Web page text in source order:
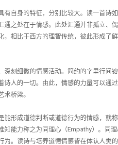
有自身的特征，分别比较大。读一首诗
通之处在于情感。此处汇通并非孤立、
，相比于西方的理智传统，彼此形成了
深刻细微的情感活动。简约的字里行间
人的一切。由此，情感的力量可以通
桥梁。
能形成道德判断或道德行为的情感，就
知能力称之为同理心（Empathy）。同
为。读诗与培养道德情感皆在体认人